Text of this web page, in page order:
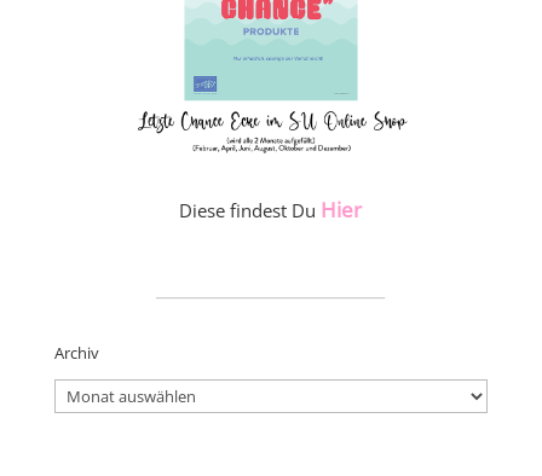
Diese findest Du Hier
Archiv
Archiv